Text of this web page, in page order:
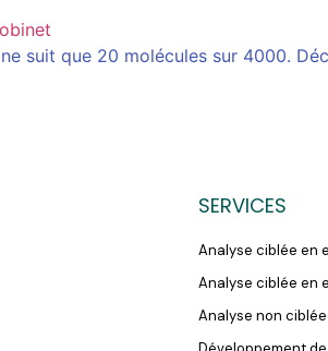
suit que 20 molécules sur 4000.
SERVICES
Analyse ciblée en
Analyse ciblée en
Analyse non ciblée